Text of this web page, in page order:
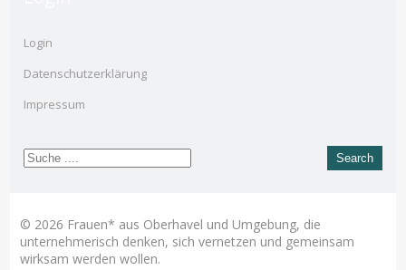
Login
Datenschutzerklärung
Impressum
© 2026 Frauen* aus Oberhavel und Umgebung, die
unternehmerisch denken, sich vernetzen und gemeinsam
wirksam werden wollen.